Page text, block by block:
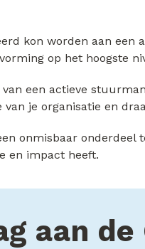
kon worden aan
op het hoogste
een actieve
je organisatie en
onmisbaar
en impact heeft.
aan de